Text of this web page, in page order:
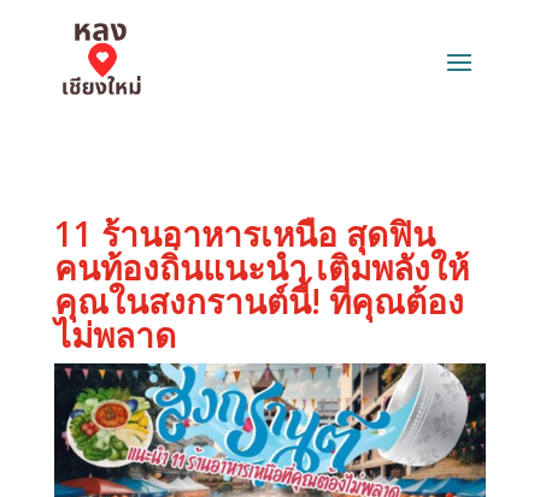
11 ร้านอาหารเหนือ สุดฟิน
คนท้องถิ่นแนะนำ เติมพลังให้
คุณในสงกรานต์นี้! ที่คุณต้อง
ไม่พลาด